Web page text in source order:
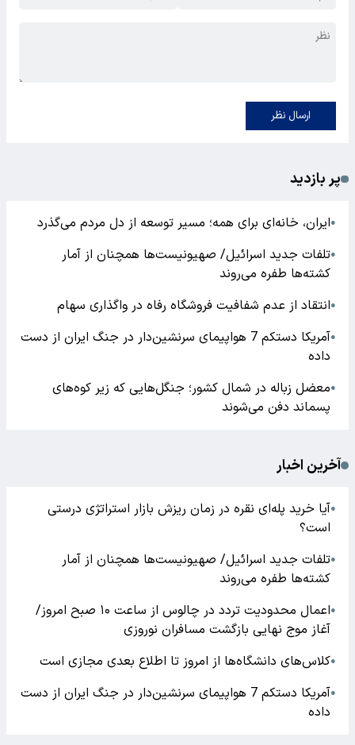
ارسال نظر
پر بازدید
●ایران، خانه‌ای برای همه؛ مسیر توسعه از دل مردم می‌گذرد
●تلفات جدید اسرائیل/ صهیونیست‌ها همچنان از آمار
کشته‌ها طفره می‌روند
●انتقاد از عدم شفافیت فروشگاه رفاه در واگذاری سهام
●
آمریکا دستکم 7 هواپیمای سرنشین‌دار در جنگ ایران از دست
داده
●معضل زباله در شمال کشور؛ جنگل‌هایی که زیر کوه‌های
پسماند دفن می‌شوند
آخرین اخبار
●آیا خرید پله‌ای نقره در زمان ریزش بازار استراتژی درستی
است؟
●تلفات جدید اسرائیل/ صهیونیست‌ها همچنان از آمار
کشته‌ها طفره می‌روند
●
اعمال محدودیت تردد در چالوس از ساعت ۱۰ صبح امروز/
آغاز موج نهایی بازگشت مسافران نوروزی
●کلاس‌های دانشگاه‌ها از امروز تا اطلاع بعدی مجازی است
●
آمریکا دستکم 7 هواپیمای سرنشین‌دار در جنگ ایران از دست
داده